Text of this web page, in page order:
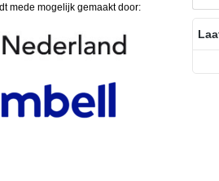
mede mogelijk gemaakt door: